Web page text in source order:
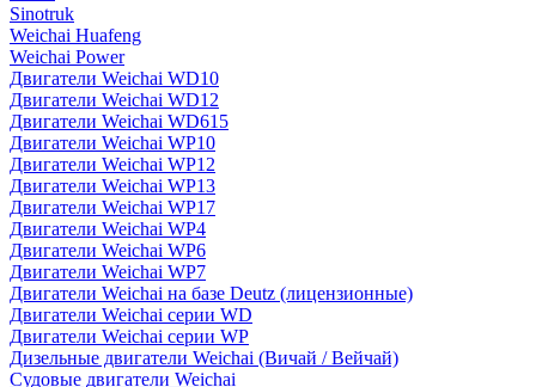
Sinotruk
Weichai Huafeng
Weichai Power
Двигатели Weichai WD10
Двигатели Weichai WD12
Двигатели Weichai WD615
Двигатели Weichai WP10
Двигатели Weichai WP12
Двигатели Weichai WP13
Двигатели Weichai WP17
Двигатели Weichai WP4
Двигатели Weichai WP6
Двигатели Weichai WP7
Двигатели Weichai на базе Deutz (лицензионные)
Двигатели Weichai серии WD
Двигатели Weichai серии WP
Дизельные двигатели Weichai (Вичай / Вейчай)
Судовые двигатели Weichai